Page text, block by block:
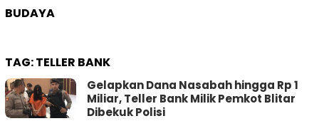
BUDAYA
TAG:TELLER BANK
Gelapkan Dana Nasabah hingga Rp 1
Miliar, Teller Bank Milik Pemkot Blitar
Dibekuk Polisi